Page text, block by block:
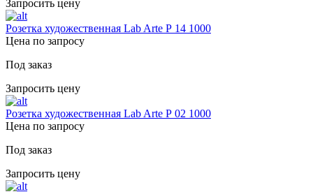
Запросить цену
Розетка художественная Lab Arte Р 14 1000
Цена по запросу
Под заказ
Запросить цену
Розетка художественная Lab Arte Р 02 1000
Цена по запросу
Под заказ
Запросить цену